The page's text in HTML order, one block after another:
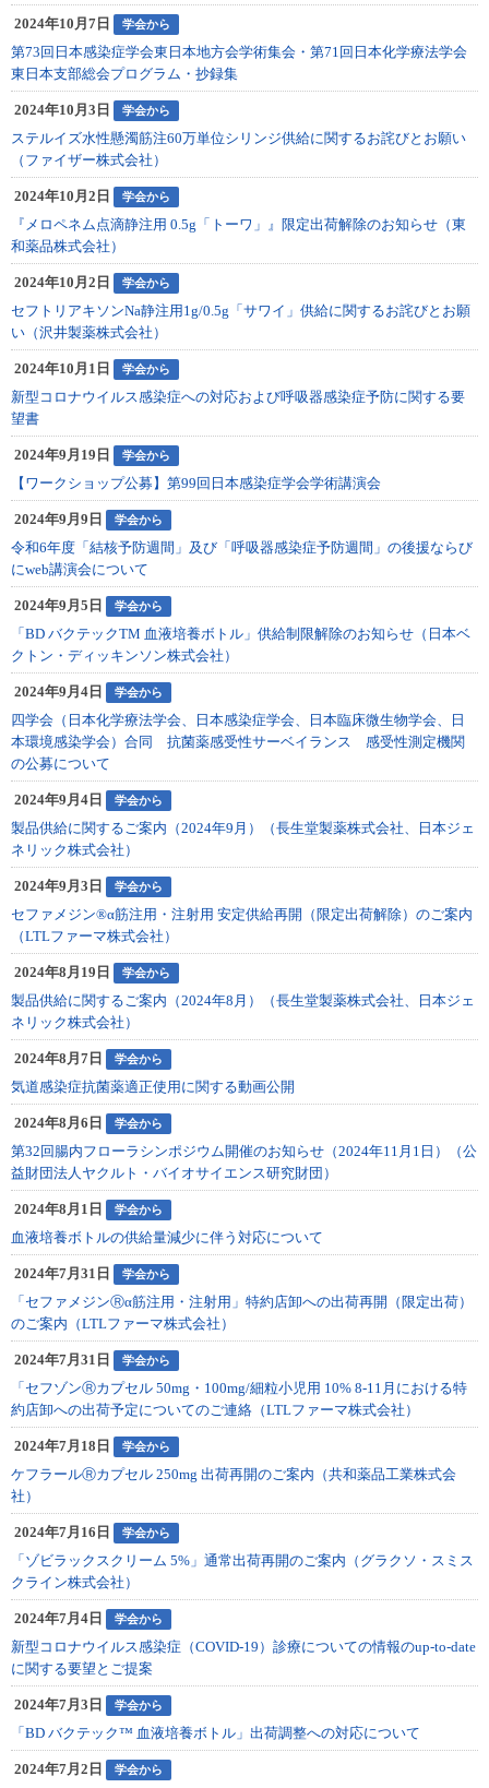
2024年10月7日 学会から
第73回日本感染症学会東日本地方会学術集会・第71回日本化学療法学会
東日本支部総会プログラム・抄録集
2024年10月3日 学会から
ステルイズ水性懸濁筋注60万単位シリンジ供給に関するお詫びとお願い
（ファイザー株式会社）
2024年10月2日 学会から
『メロペネム点滴静注用 0.5g「トーワ」』限定出荷解除のお知らせ（東
和薬品株式会社）
2024年10月2日 学会から
セフトリアキソンNa静注用1g/0.5g「サワイ」供給に関するお詫びとお願
い（沢井製薬株式会社）
2024年10月1日 学会から
新型コロナウイルス感染症への対応および呼吸器感染症予防に関する要
望書
2024年9月19日 学会から
【ワークショップ公募】第99回日本感染症学会学術講演会
2024年9月9日 学会から
令和6年度「結核予防週間」及び「呼吸器感染症予防週間」の後援ならび
にweb講演会について
2024年9月5日 学会から
「BD バクテックTM 血液培養ボトル」供給制限解除のお知らせ（日本ベ
クトン・ディッキンソン株式会社）
2024年9月4日 学会から
四学会（日本化学療法学会、日本感染症学会、日本臨床微生物学会、日
本環境感染学会）合同 抗菌薬感受性サーベイランス 感受性測定機関
の公募について
2024年9月4日 学会から
製品供給に関するご案内（2024年9月）（長生堂製薬株式会社、日本ジェ
ネリック株式会社）
2024年9月3日 学会から
セファメジン®α筋注用・注射用 安定供給再開（限定出荷解除）のご案内
（LTLファーマ株式会社）
2024年8月19日 学会から
製品供給に関するご案内（2024年8月）（長生堂製薬株式会社、日本ジェ
ネリック株式会社）
2024年8月7日 学会から
気道感染症抗菌薬適正使用に関する動画公開
2024年8月6日 学会から
第32回腸内フローラシンポジウム開催のお知らせ（2024年11月1日）（公
益財団法人ヤクルト・バイオサイエンス研究財団）
2024年8月1日 学会から
血液培養ボトルの供給量減少に伴う対応について
2024年7月31日 学会から
「セファメジンⓇα筋注用・注射用」特約店卸への出荷再開（限定出荷）
のご案内（LTLファーマ株式会社）
2024年7月31日 学会から
「セフゾンⓇカプセル 50mg・100mg/細粒小児用 10% 8-11月における特
約店卸への出荷予定についてのご連絡（LTLファーマ株式会社）
2024年7月18日 学会から
ケフラールⓇカプセル 250mg 出荷再開のご案内（共和薬品工業株式会
社）
2024年7月16日 学会から
「ゾビラックスクリーム 5%」通常出荷再開のご案内（グラクソ・スミス
クライン株式会社）
2024年7月4日 学会から
新型コロナウイルス感染症（COVID-19）診療についての情報のup-to-date
に関する要望とご提案
2024年7月3日 学会から
「BD バクテック™ 血液培養ボトル」出荷調整への対応について
2024年7月2日 学会から